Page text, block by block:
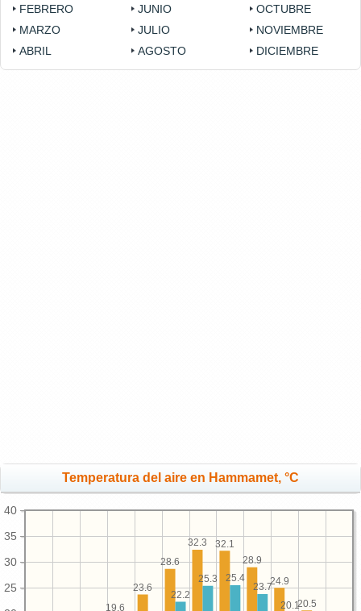
FEBRERO
MARZO
ABRIL
JUNIO
JULIO
AGOSTO
OCTUBRE
NOVIEMBRE
DICIEMBRE
Temperatura del aire en Hammamet, °C
25
30
35
40
20.5
24.9
28.9
32.1
32.3
28.6
23.6
19.6
20.1
23.7
25.4
25.3
22.2